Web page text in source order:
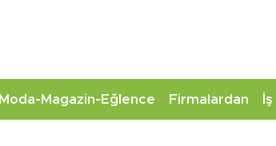
Moda-Magazin-Eğlence Firmalardan